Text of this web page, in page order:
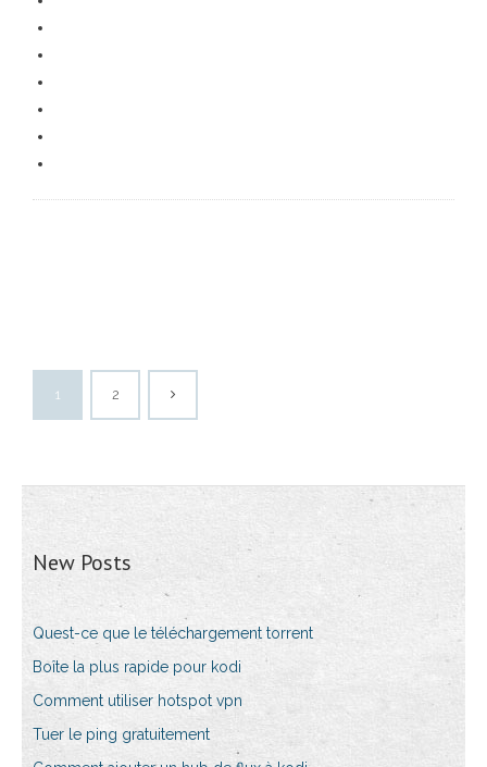
1 2
New Posts
Quest-ce que le téléchargement torrent
Boîte la plus rapide pour kodi
Comment utiliser hotspot vpn
Tuer le ping gratuitement